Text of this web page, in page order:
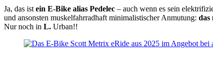
Ja, das ist ein E-Bike alias Pedelec – auch wenn es sein
und ansonsten muskelfahrradhaft minimalistischer Anmutung: das
Nur noch in L. Urban!!